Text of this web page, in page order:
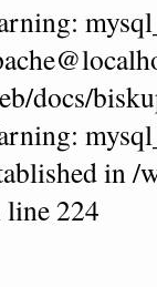
docs/
in /
line 224